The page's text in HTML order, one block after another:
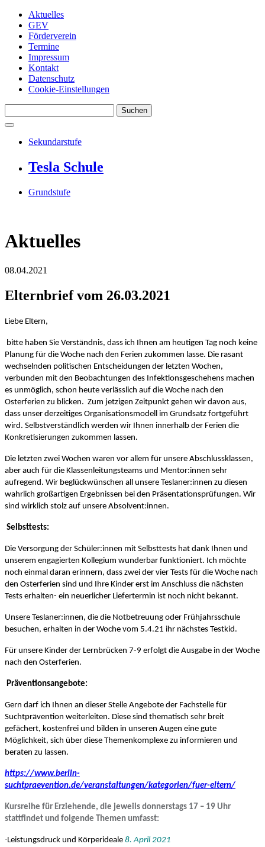
Aktuelles
GEV
Förderverein
Termine
Impressum
Kontakt
Datenschutz
Cookie-Einstellungen
Suchen
Sekundarstufe
Tesla Schule
Grundstufe
Aktuelles
08.04.2021
Elternbrief vom 26.03.2021
Liebe Eltern,
bitte haben Sie Verständnis, dass ich Ihnen am heutigen Tag noch keine
Planung für die Woche nach den Ferien zukommen lasse. Die rasant
wechselnden politischen Entscheidungen der letzten Wochen,
verbunden mit den Beobachtungen des Infektionsgeschehens machen
es unmöglich, schon heute verlässlich auf die Woche nach den
Osterferien zu blicken. Zum jetzigen Zeitpunkt gehen wir davon aus,
dass unser derzeitiges Organisationsmodell im Grundsatz fortgeführt
wird. Selbstverständlich werden wir Ihnen innerhalb der Ferien die
Konkretisierungen zukommen lassen.
Die letzten zwei Wochen waren vor allem für unsere Abschlussklassen,
aber auch für die Klassenleitungsteams und Mentor:innen sehr
aufregend. Wir beglückwünschen all unsere Teslaner:innen zu diesen
wahrlich großartigen Ergebnissen bei den Präsentationsprüfungen. Wir
sind wirklich stolz auf unsere Absolvent:innen.
Selbsttests:
Die Versorgung der Schüler:innen mit Selbsttests hat dank Ihnen und
unserem engagierten Kollegium wunderbar funktioniert. Ich möchte
noch einmal daran erinnern, dass zwei der vier Tests für die Woche nach
den Osterferien sind und Ihre Kinder erst im Anschluss die nächsten
Tests erhalten- ein neuerlicher Liefertermin ist noch nicht bekannt.
Unsere Teslaner:innen, die die Notbetreuung oder Frühjahrsschule
besuchen, erhalten in der Woche vom 5.4.21 ihr nächstes Testkid.
Für unsere Kinder der Lernbrücken 7-9 erfolgt die Ausgabe in der Woche
nach den Osterferien.
Präventionsangebote:
Gern darf ich Ihnen an dieser Stelle Angebote der Fachstelle für
Suchtprävention weiterleiten. Diese sind thematisch sehr breit
gefächert, kostenfrei und bilden in unseren Augen eine gute
Möglichkeit, sich über diese Themenkomplexe zu informieren und
beraten zu lassen.
https://www.berlin-
suchtpraevention.de/veranstaltungen/kategorien/fuer-eltern/
Kursreihe für Erziehende, die jeweils donnerstags 17 – 19 Uhr
stattfindet und folgende Themen umfasst:
·Leistungsdruck und Körperideale 8. April 2021